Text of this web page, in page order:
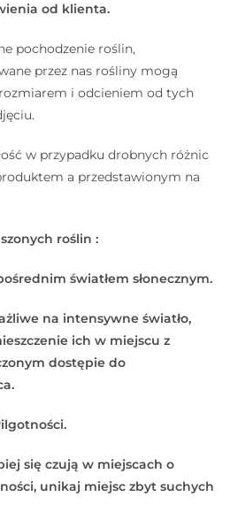
od klienta.
pochodzenie roślin,
przez nas rośliny mogą
i odcieniem od tych
w przypadku drobnych różnic
a przedstawionym na
roślin :
światłem słonecznym.
na intensywne światło,
ich w miejscu z
dostępie do
się czują w miejscach o
unikaj miejsc zbyt suchych